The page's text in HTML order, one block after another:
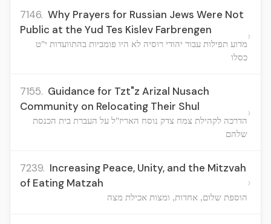
7146. Why Prayers for Russian Jews Were Not
Public at the Yud Tes Kislev Farbrengen
מדוע תפילות עבור יהודי רוסיה לא היו פומביות בהתוועדות י"ט
כסלו
›
7155. Guidance for Tzt"z Arizal Nusach
Community on Relocating Their Shul
הדרכה לקהילת צמח צדק נוסח האריז"ל על העברת בית הכנסת
שלהם
›
7239. Increasing Peace, Unity, and the Mitzvah
of Eating Matzah
הוספת שלום, אחדות, ומצות אכילת מצה
›